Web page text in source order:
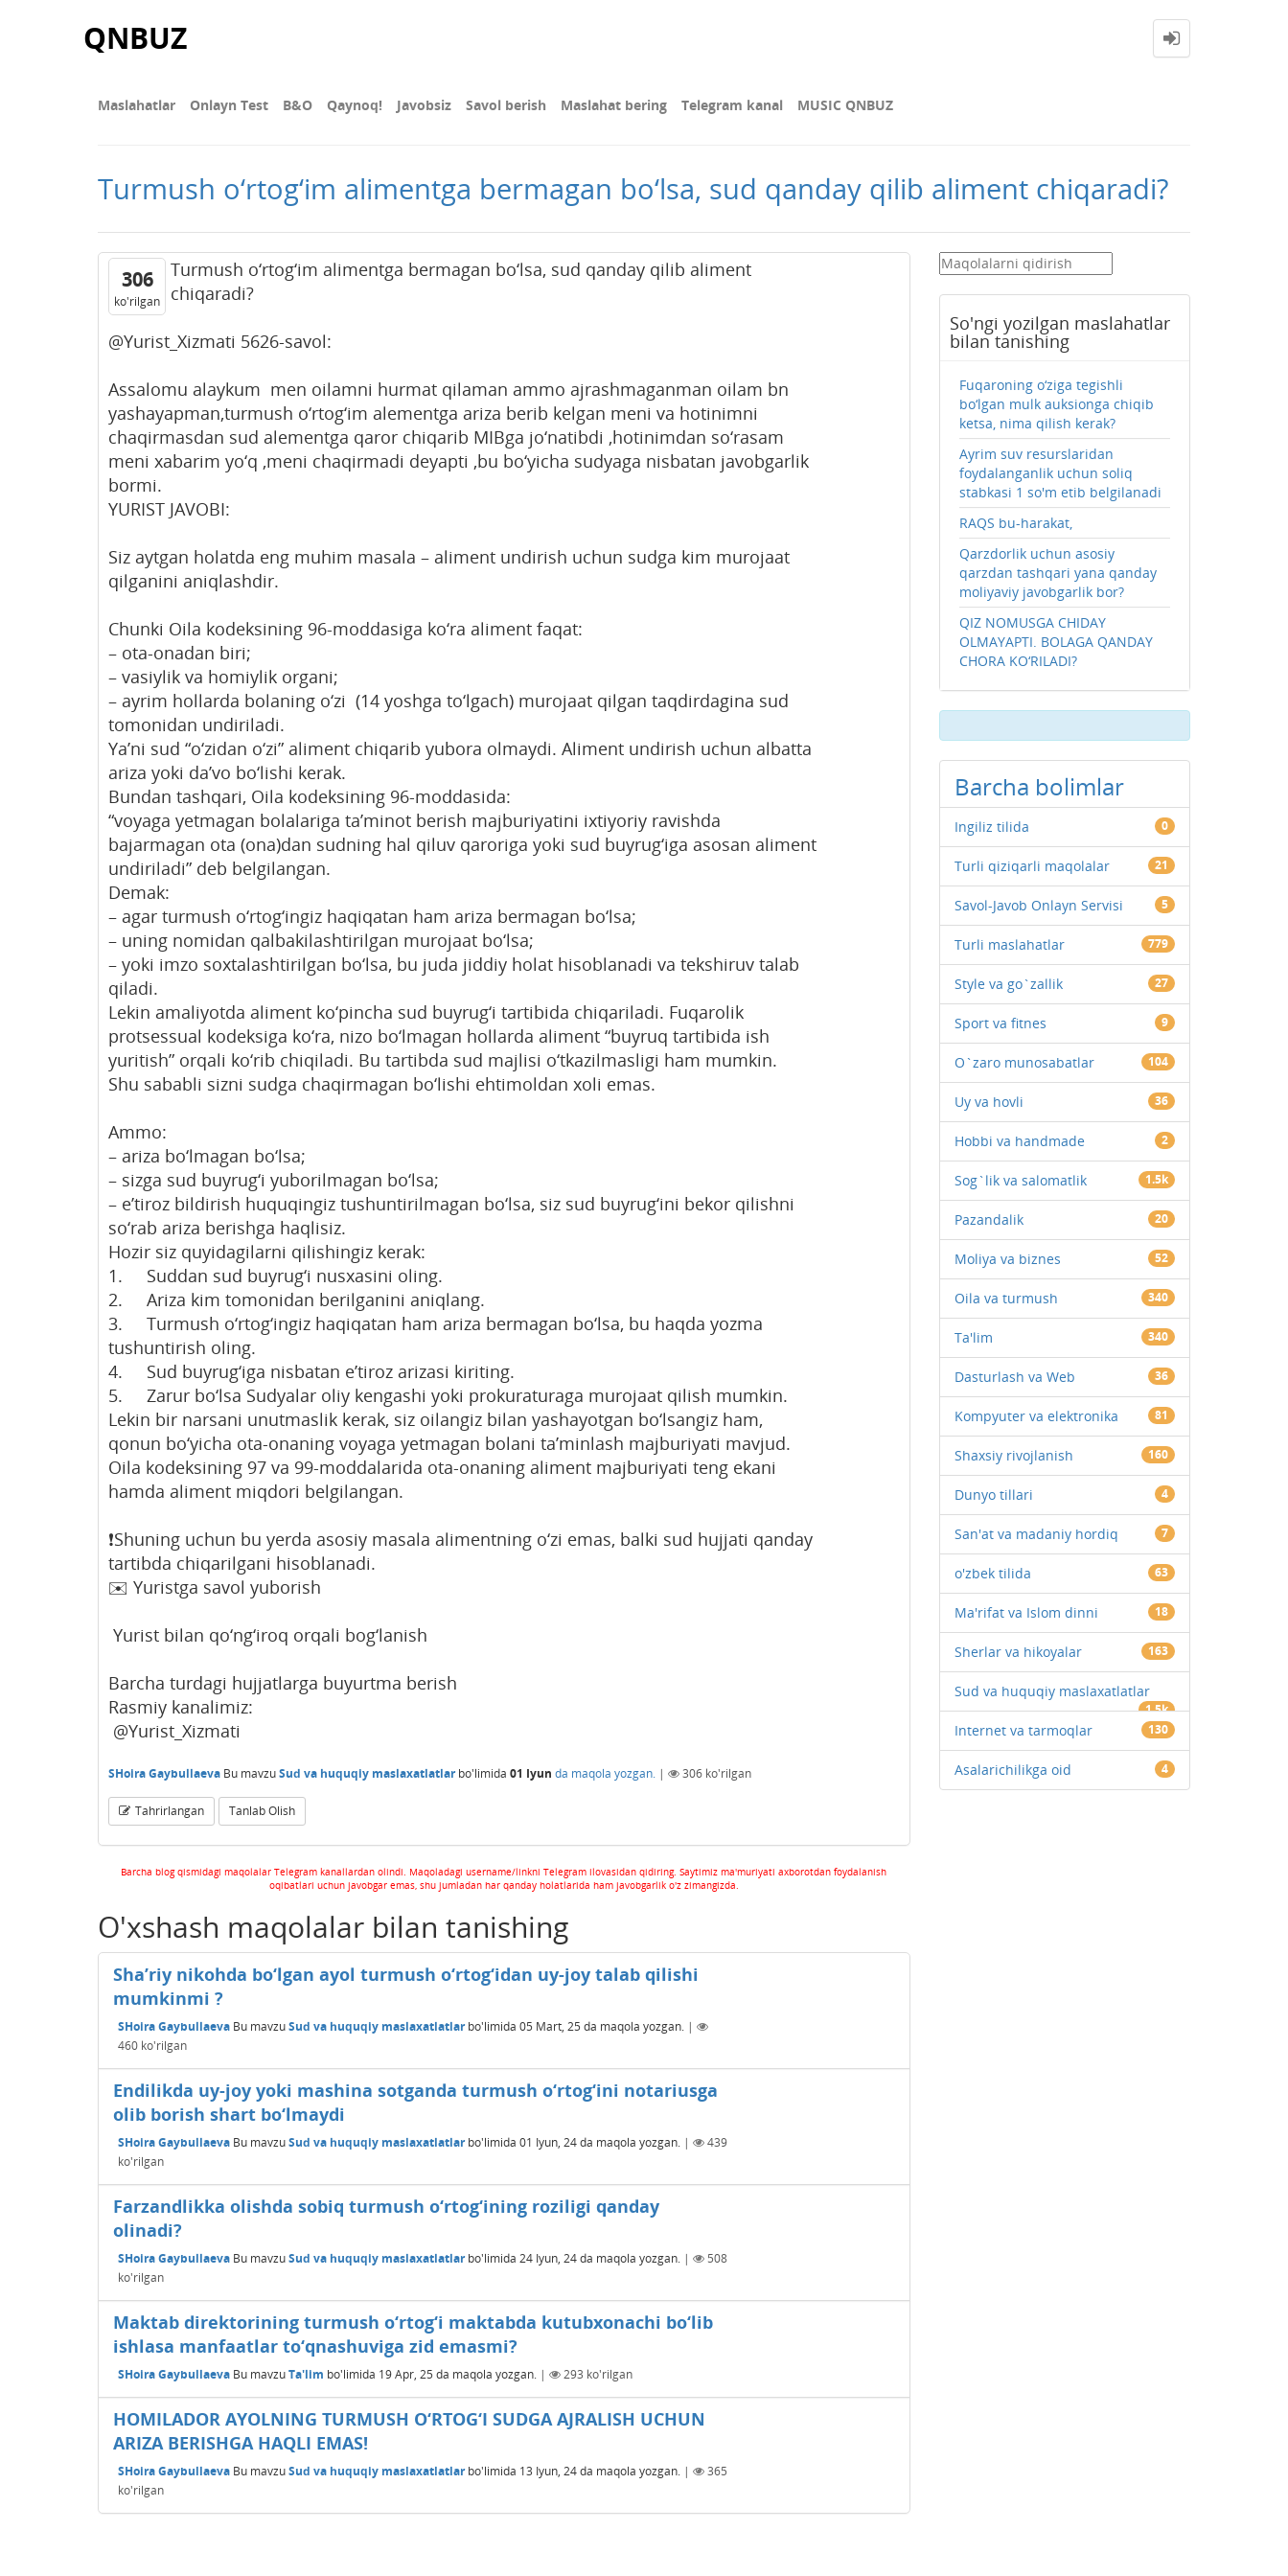
QNBUZ
Maslahatlar Onlayn Test В&О Qaynoq! Javobsiz Savol berish Maslahat bering Telegram kanal MUSIC QNBUZ
Turmush o‘rtog‘im alimentga bermagan bo‘lsa, sud qanday qilib aliment chiqaradi?
306
ko'rilgan
Turmush o‘rtog‘im alimentga bermagan bo‘lsa, sud qanday qilib aliment
chiqaradi?
@Yurist_Xizmati 5626-savol:
Assalomu alaykum men oilamni hurmat qilaman ammo ajrashmaganman oilam bn
yashayapman,turmush o‘rtog‘im alementga ariza berib kelgan meni va hotinimni
chaqirmasdan sud alementga qaror chiqarib MIBga jo‘natibdi ,hotinimdan so‘rasam
meni xabarim yo‘q ,meni chaqirmadi deyapti ,bu bo‘yicha sudyaga nisbatan javobgarlik
bormi.
YURIST JAVOBI:
Siz aytgan holatda eng muhim masala – aliment undirish uchun sudga kim murojaat
qilganini aniqlashdir.
Chunki Oila kodeksining 96-moddasiga ko‘ra aliment faqat:
– ota-onadan biri;
– vasiylik va homiylik organi;
– ayrim hollarda bolaning o‘zi (14 yoshga to‘lgach) murojaat qilgan taqdirdagina sud
tomonidan undiriladi.
Ya’ni sud “o‘zidan o‘zi” aliment chiqarib yubora olmaydi. Aliment undirish uchun albatta
ariza yoki da’vo bo‘lishi kerak.
Bundan tashqari, Oila kodeksining 96-moddasida:
“voyaga yetmagan bolalariga ta’minot berish majburiyatini ixtiyoriy ravishda
bajarmagan ota (ona)dan sudning hal qiluv qaroriga yoki sud buyrug‘iga asosan aliment
undiriladi” deb belgilangan.
Demak:
– agar turmush o‘rtog‘ingiz haqiqatan ham ariza bermagan bo‘lsa;
– uning nomidan qalbakilashtirilgan murojaat bo‘lsa;
– yoki imzo soxtalashtirilgan bo‘lsa, bu juda jiddiy holat hisoblanadi va tekshiruv talab
qiladi.
Lekin amaliyotda aliment ko‘pincha sud buyrug‘i tartibida chiqariladi. Fuqarolik
protsessual kodeksiga ko‘ra, nizo bo‘lmagan hollarda aliment “buyruq tartibida ish
yuritish” orqali ko‘rib chiqiladi. Bu tartibda sud majlisi o‘tkazilmasligi ham mumkin.
Shu sababli sizni sudga chaqirmagan bo‘lishi ehtimoldan xoli emas.
Ammo:
– ariza bo‘lmagan bo‘lsa;
– sizga sud buyrug‘i yuborilmagan bo‘lsa;
– e’tiroz bildirish huquqingiz tushuntirilmagan bo‘lsa, siz sud buyrug‘ini bekor qilishni
so‘rab ariza berishga haqlisiz.
Hozir siz quyidagilarni qilishingiz kerak:
1. Suddan sud buyrug‘i nusxasini oling.
2. Ariza kim tomonidan berilganini aniqlang.
3. Turmush o‘rtog‘ingiz haqiqatan ham ariza bermagan bo‘lsa, bu haqda yozma
tushuntirish oling.
4. Sud buyrug‘iga nisbatan e’tiroz arizasi kiriting.
5. Zarur bo‘lsa Sudyalar oliy kengashi yoki prokuraturaga murojaat qilish mumkin.
Lekin bir narsani unutmaslik kerak, siz oilangiz bilan yashayotgan bo‘lsangiz ham,
qonun bo‘yicha ota-onaning voyaga yetmagan bolani ta’minlash majburiyati mavjud.
Oila kodeksining 97 va 99-moddalarida ota-onaning aliment majburiyati teng ekani
hamda aliment miqdori belgilangan.
❗️Shuning uchun bu yerda asosiy masala alimentning o‘zi emas, balki sud hujjati qanday
tartibda chiqarilgani hisoblanadi.
✉️ Yuristga savol yuborish
Yurist bilan qo‘ng‘iroq orqali bog‘lanish
Barcha turdagi hujjatlarga buyurtma berish
Rasmiy kanalimiz:
@Yurist_Xizmati
SHoira Gaybullaeva Bu mavzuSud va huquqiy maslaxatlatlarbo'limida 01 Iyun da maqola yozgan. | 306 ko'rilgan
Tahrirlangan Tanlab Olish
Barcha blog qismidagi maqolalar Telegram kanallardan olindi. Maqoladagi username/linkni Telegram ilovasidan qidiring. Saytimiz ma'muriyati axborotdan foydalanish
oqibatlari uchun javobgar emas, shu jumladan har qanday holatlarida ham javobgarlik o'z zimangizda.
O'xshash maqolalar bilan tanishing
Sha’riy nikohda bo‘lgan ayol turmush o‘rtog‘idan uy-joy talab qilishi
mumkinmi ?
SHoira Gaybullaeva Bu mavzuSud va huquqiy maslaxatlatlarbo'limida 05 Mart, 25 da maqola yozgan. |
460 ko'rilgan
Endilikda uy-joy yoki mashina sotganda turmush o‘rtog‘ini notariusga
olib borish shart bo‘lmaydi
SHoira Gaybullaeva Bu mavzuSud va huquqiy maslaxatlatlarbo'limida 01 Iyun, 24da maqola yozgan. |
439
ko'rilgan
Farzandlikka olishda sobiq turmush o‘rtog‘ining roziligi qanday
olinadi?
SHoira Gaybullaeva Bu mavzuSud va huquqiy maslaxatlatlarbo'limida 24 Iyun, 24da maqola yozgan. |
508
ko'rilgan
Maktab direktorining turmush o‘rtog‘i maktabda kutubxonachi bo‘lib
ishlasa manfaatlar to‘qnashuviga zid emasmi?
SHoira Gaybullaeva Bu mavzuTa'lim bo'limida 19 Apr, 25 da maqola yozgan. | 293 ko'rilgan
HOMILADOR AYOLNING TURMUSH O‘RTOG‘I SUDGA AJRALISH UCHUN
ARIZA BЕRISHGA HAQLI EMAS!
SHoira Gaybullaeva Bu mavzuSud va huquqiy maslaxatlatlarbo'limida 13 Iyun, 24da maqola yozgan. |
365
ko'rilgan
So'ngi yozilgan maslahatlar
bilan tanishing
Fuqaroning o‘ziga tegishli
bo‘lgan mulk auksionga chiqib
ketsa, nima qilish kerak?
Ayrim suv resurslaridan
foydalanganlik uchun soliq
stabkasi 1 so'm etib belgilanadi
RAQS bu-harakat,
Qarzdorlik uchun asosiy
qarzdan tashqari yana qanday
moliyaviy javobgarlik bor?
QIZ NOMUSGA CHIDAY
OLMAYAPTI. BOLAGA QANDAY
CHORA KO‘RILADI?
Barcha bolimlar
Ingiliz tilida 0
Turli qiziqarli maqolalar 21
Savol-Javob Onlayn Servisi 5
Turli maslahatlar 779
Style va go`zallik 27
Sport va fitnes 9
O`zaro munosabatlar 104
Uy va hovli 36
Hobbi va handmade 2
Sog`lik va salomatlik 1.5k
Pazandalik 20
Moliya va biznes 52
Oila va turmush 340
Ta'lim 340
Dasturlash va Web 36
Kompyuter va elektronika 81
Shaxsiy rivojlanish 160
Dunyo tillari 4
San'at va madaniy hordiq 7
o'zbek tilida 63
Ma'rifat va Islom dinni 18
Sherlar va hikoyalar 163
Sud va huquqiy maslaxatlatlar
1.5k
Internet va tarmoqlar 130
Asalarichilikga oid 4